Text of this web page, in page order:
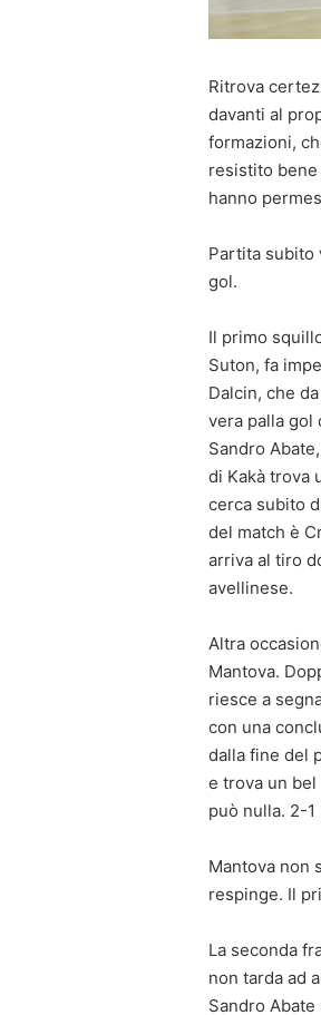
Ritrova
davanti al
formazioni,
resistito
hanno
Partita subito
gol.
Il primo
Suton, fa
Dalcin, che
vera palla gol
Sandro
di Kakà trova
cerca subito
del match è
arriva al tiro
avellinese.
Altra
Mantova.
riesce a
con una
dalla fine del
e trova un
può nulla. 2-1
Mantova non
respinge. Il
La seconda
non tarda ad
Sandro